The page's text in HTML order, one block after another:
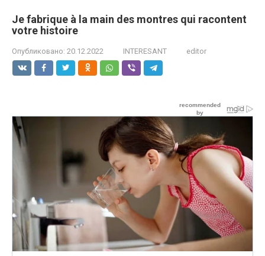
Je fabrique à la main des montres qui racontent
votre histoire
Опубликовано: 20.12.2022 INTERESANT editor